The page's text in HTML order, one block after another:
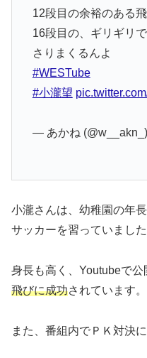
12段目の余裕のある
16段目の、ギリギリ
さりまくるんよ
#WESTube
#小瀧望
— あかね (@w__akn_)
小瀧さんは、幼稚園の年
サッカーを習っていました
身長も高く、Youtubeで公
飛びに成功されています。
また、番組内でＰＫ対決